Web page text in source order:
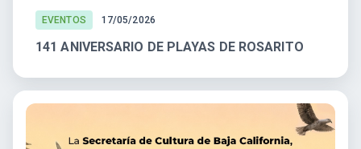
EVENTOS 17/05/2026
141 ANIVERSARIO DE PLAYAS DE ROSARITO